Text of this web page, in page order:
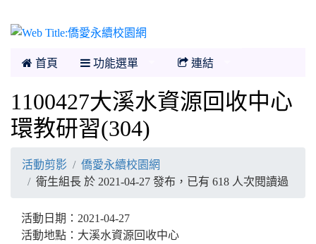
首頁 功能選單 連結
1100427大溪水資源回收中心
環教研習(304)
活動剪影
僑愛永續校園網
衛生組長 於 2021-04-27 發布，已有 618 人次閱讀過
活動日期：2021-04-27
活動地點：大溪水資源回收中心